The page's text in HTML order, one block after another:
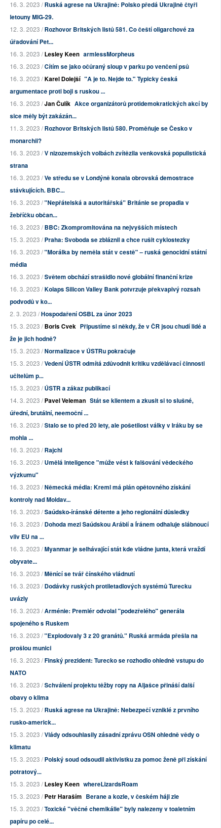
16. 3. 2023 /Ruská agrese na Ukrajině: Polsko předá Ukrajině čtyři
letouny MIG-29.
12. 3. 2023 /Rozhovor Britských listů 581. Co čeští oligarchové za
úřadování Pet...
16. 3. 2023 /Lesley Keen armlessMorpheus
16. 3. 2023 /Cítím se jako očůraný sloup v parku po venčení psů
16. 3. 2023 /Karel Dolejší "A je to. Nejde to." Typicky česká
argumentace proti boji s ruskou ...
16. 3. 2023 /Jan Čulík Akce organizátorů protidemokratických akcí by
sice měly být zakázán...
11. 3. 2023 /Rozhovor Britských listů 580. Proměňuje se Česko v
monarchii?
16. 3. 2023 /V nizozemských volbách zvítězila venkovská populistická
strana
16. 3. 2023 /Ve středu se v Londýně konala obrovská demostrace
stávkujících. BBC...
16. 3. 2023 /"Nepřátelská a autoritářská" Británie se propadla v
žebříčku občan...
16. 3. 2023 /BBC: Zkompromitována na nejvyšších místech
15. 3. 2023 /Praha: Svoboda se zbláznil a chce rušit cyklostezky
16. 3. 2023 /"Morálka by neměla stát v cestě" – ruská genocidní státní
média
16. 3. 2023 /Světem obchází strašidlo nové globální finanční krize
16. 3. 2023 /Kolaps Silicon Valley Bank potvrzuje překvapivý rozsah
podvodů v ko...
2. 3. 2023 /Hospodaření OSBL za únor 2023
15. 3. 2023 /Boris Cvek Připustíme si někdy, že v ČR jsou chudí lidé a
že je jich hodně?
15. 3. 2023 /Normalizace v ÚSTRu pokračuje
15. 3. 2023 /Vedení ÚSTR odmítá zdůvodnit kritiku vzdělávací činnosti
učitelům p...
15. 3. 2023 /ÚSTR a zákaz publikací
14. 3. 2023 /Pavel Veleman Stát se klientem a zkusit si to slušné,
úřední, brutální, neemoční ...
16. 3. 2023 /Stalo se to před 20 lety, ale pošetilost války v Iráku by se
mohla ...
16. 3. 2023 /Rajchl
16. 3. 2023 /Umělá inteligence "může vést k falšování vědeckého
výzkumu"
16. 3. 2023 /Německá média: Kreml má plán opětovného získání
kontroly nad Moldav...
16. 3. 2023 /Saúdsko-íránské détente a jeho regionální důsledky
16. 3. 2023 /Dohoda mezi Saúdskou Arábií a Íránem odhaluje slábnoucí
vliv EU na ...
16. 3. 2023 /Myanmar je selhávající stát kde vládne junta, která vraždí
obyvate...
16. 3. 2023 /Měnící se tvář čínského vládnutí
16. 3. 2023 /Dodávky ruských protiletadlových systémů Turecku
uvázly
16. 3. 2023 /Arménie: Premiér odvolal "podezřelého" generála
spojeného s Ruskem
16. 3. 2023 /"Explodovaly 3 z 20 granátů." Ruská armáda přešla na
prošlou munici
16. 3. 2023 /Finský prezident: Turecko se rozhodlo ohledně vstupu do
NATO
16. 3. 2023 /Schválení projektu těžby ropy na Aljašce přináší další
obavy o klima
15. 3. 2023 /Ruská agrese na Ukrajině: Nebezpečí vzniklé z prvního
rusko-americk...
15. 3. 2023 /Vlády odsouhlasily zásadní zprávu OSN ohledně vědy o
klimatu
15. 3. 2023 /Polský soud odsoudil aktivistku za pomoc ženě při získání
potratový...
15. 3. 2023 /Lesley Keen whereLizardsRoam
15. 3. 2023 /Petr Haraším Berane a kozle, v českém háji zle
15. 3. 2023 /Toxické "věčné chemikálie" byly nalezeny v toaletním
papíru po celé...